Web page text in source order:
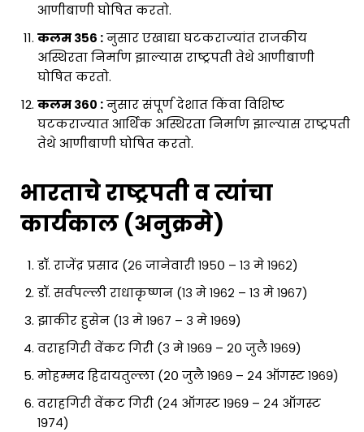
आणीबाणी घोषित करतो.
कलम ३५६ :नुसार एखाद्या घटकराज्यांत राजकीय
अस्थिरता निर्माण झाल्यास राष्ट्रपती तेथे आणीबाणी
घोषित करतो.
कलम ३६० :नुसार संपूर्ण देशात किंवा विशिष्ट
घटकराज्यात आर्थिक अस्थिरता निर्माण झाल्यास राष्ट्रपती
तेथे आणीबाणी घोषित करतो.
भारताचे राष्ट्रपती व त्यांचा
कार्यकाल (अनुक्रमे)
डॉ. राजेंद्र प्रसाद (२६ जानेवारी १९५० – १३ मे १९६२)
डॉ. सर्वपल्ली राधाकृष्णन (१३ मे १९६२ – १३ मे १९६७)
झाकीर हुसेन (१३ मे १९६७ – ३ मे १९६९)
वराहगिरी वेंकट गिरी (३ मे १९६९ – २० जुलै १९६९)
मोहम्मद हिदायतुल्ला (२० जुलै १९६९ – २४ ऑगस्ट १९६९)
वराहगिरी वेंकट गिरी (२४ ऑगस्ट १९६९ – २४ ऑगस्ट
१९७४)